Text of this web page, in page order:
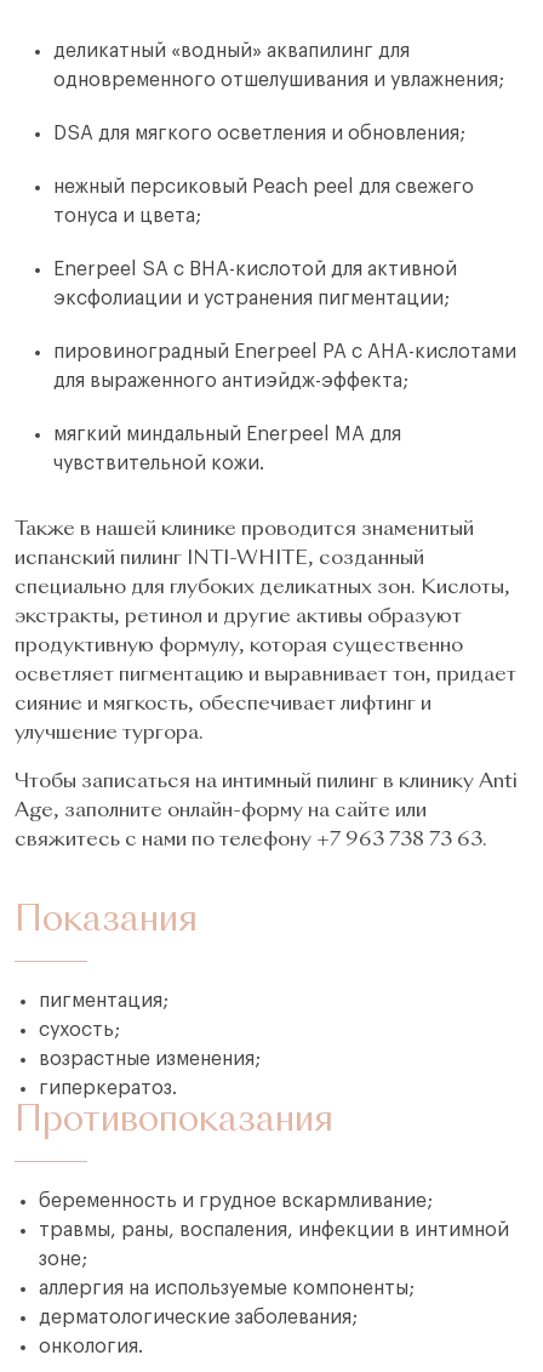
деликатный «водный» аквапилинг для
одновременного отшелушивания и увлажнения;
DSA для мягкого осветления и обновления;
нежный персиковый Peach peel для свежего
тонуса и цвета;
Enerpeel SA с BHA-кислотой для активной
эксфолиации и устранения пигментации;
пировиноградный Enerpeel PA с AHA-кислотами
для выраженного антиэйдж-эффекта;
мягкий миндальный Enerpeel MA для
чувствительной кожи.
Также в нашей клинике проводится знаменитый
испанский пилинг INTI-WHITE, созданный
специально для глубоких деликатных зон. Кислоты,
экстракты, ретинол и другие активы образуют
продуктивную формулу, которая существенно
осветляет пигментацию и выравнивает тон, придает
сияние и мягкость, обеспечивает лифтинг и
улучшение тургора.
Чтобы записаться на интимный пилинг в клинику Anti
Age, заполните онлайн-форму на сайте или
свяжитесь с нами по телефону +7 963 738 73 63.
Показания
пигментация;
сухость;
возрастные изменения;
гиперкератоз.
Противопоказания
беременность и грудное вскармливание;
травмы, раны, воспаления, инфекции в интимной
зоне;
аллергия на используемые компоненты;
дерматологические заболевания;
онкология.